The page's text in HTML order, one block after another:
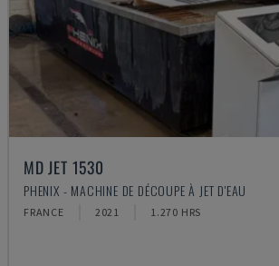
MD JET 1530
PHENIX - MACHINE DE DÉCOUPE À JET D'EAU
FRANCE 2021 1.270 HRS